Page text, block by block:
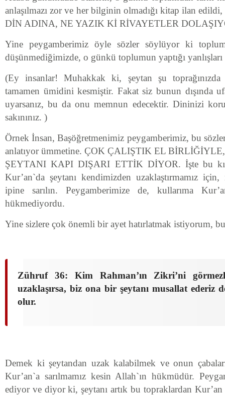
anlaşılmazı zor ve her bilginin olmadığı kitap ilan
DİN ADINA, NE YAZIK Kİ RİVAYETLER
Yine peygamberimiz öyle sözler söylüyor ki
düşünmediğimizde, o günkü toplumun yaptığı
(Ey insanlar! Muhakkak ki, şeytan şu toprağınızda
tamamen ümidini kesmiştir. Fakat siz bunun dışında
uyarsanız, bu da onu memnun edecektir. Dininizi
sakınınız. )
Örnek İnsan, Başöğretmenimiz peygamberimiz, bu
anlatıyor ümmetine. ÇOK ÇALIŞTIK EL
ŞEYTANI KAPI DIŞARI ETTİK DİYOR. İşte bu
Kur’an`da şeytanı kendimizden uzaklaştırmamız
ipine sarılın. Peygamberimize de, kullarıma
hükmediyordu.
Yine sizlere çok önemli bir ayet hatırlatmak istiyorum,
Zühruf 36: Kim Rahman’ın Zikri’ni
uzaklaşırsa, biz ona bir şeytanı musallat ederiz
olur.
Demek ki şeytandan uzak kalabilmek ve onun
Kur’an`a sarılmamız kesin Allah`ın hükmüdür.
ediyor ve diyor ki, şeytanı artık bu topraklardan Kur’an